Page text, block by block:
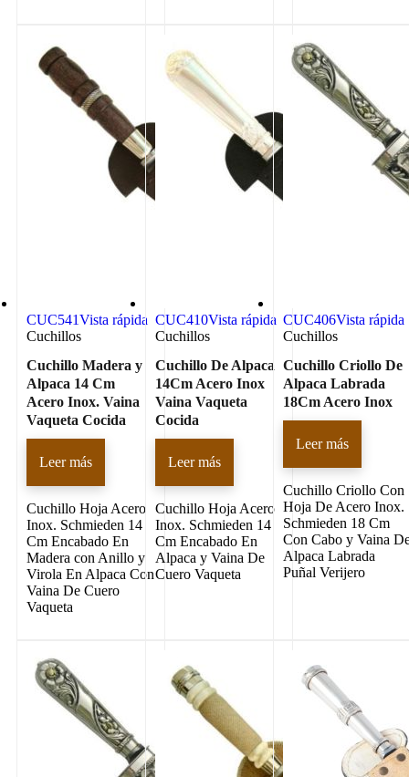
CUC541Vista rápida
Cuchillos
Cuchillo Madera y
Alpaca 14 Cm
Acero Inox. Vaina
Vaqueta Cocida
Leer más
Cuchillo Hoja Acero
Inox. Schmieden 14
Cm Encabado En
Madera con Anillo y
Virola En Alpaca Con
Vaina De Cuero
Vaqueta
CUC410Vista rápida
Cuchillos
Cuchillo De Alpaca
14Cm Acero Inox
Vaina Vaqueta
Cocida
Leer más
Cuchillo Hoja Acero
Inox. Schmieden 14
Cm Encabado En
Alpaca y Vaina De
Cuero Vaqueta
CUC406Vista rápida
Cuchillos
Cuchillo Criollo De
Alpaca Labrada
18Cm Acero Inox
Leer más
Cuchillo Criollo Con
Hoja De Acero Inox.
Schmieden 18 Cm
Con Cabo y Vaina
Alpaca Labrada
Puñal Verijero